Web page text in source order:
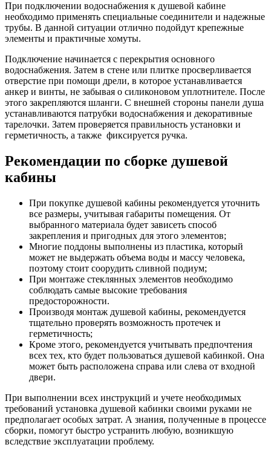
При подключении водоснабжения к душевой кабине
необходимо применять специальные соединители и надежные
трубы. В данной ситуации отлично подойдут крепежные
элементы и практичные хомуты.
Подключение начинается с перекрытия основного
водоснабжения. Затем в стене или плитке просверливается
отверстие при помощи дрели, в которое устанавливается
анкер и винты, не забывая о силиконовом уплотнителе. После
этого закрепляются шланги. С внешней стороны панели душа
устанавливаются патрубки водоснабжения и декоративные
тарелочки. Затем проверяется правильность установки и
герметичность, а также фиксируется ручка.
Рекомендации по сборке душевой
кабины
При покупке душевой кабины рекомендуется уточнить
все размеры, учитывая габариты помещения. От
выбранного материала будет зависеть способ
закрепления и пригодных для этого элементов;
Многие поддоны выполнены из пластика, который
может не выдержать объема воды и массу человека,
поэтому стоит соорудить сливной подиум;
При монтаже стеклянных элементов необходимо
соблюдать самые высокие требования
предосторожности.
Производя монтаж душевой кабины, рекомендуется
тщательно проверять возможность протечек и
герметичность;
Кроме этого, рекомендуется учитывать предпочтения
всех тех, кто будет пользоваться душевой кабинкой. Она
может быть расположена справа или слева от входной
двери.
При выполнении всех инструкций и учете необходимых
требований установка душевой кабинки своими руками не
предполагает особых затрат. А знания, полученные в процессе
сборки, помогут быстро устранить любую, возникшую
вследствие эксплуатации проблему.